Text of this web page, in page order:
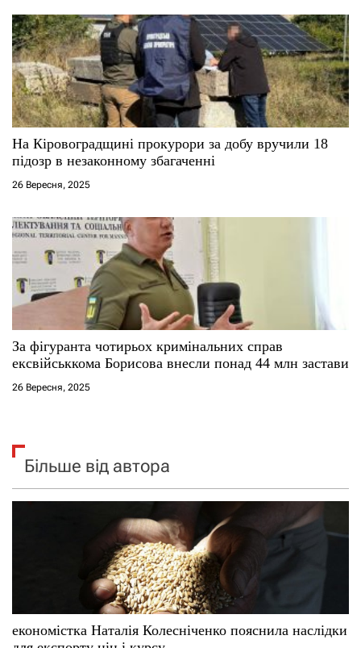
в
На Кіровоградщині прокурори за добу вручили 18
підозр в незаконному збагаченні
26 Вересня, 2025
За фігуранта чотирьох кримінальних справ
ексвійськкома Борисова внесли понад 44 млн застави
26 Вересня, 2025
Більше від автора
економістка Наталія Колесніченко пояснила наслідки